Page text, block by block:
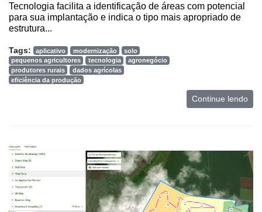
Tecnologia facilita a identificação de áreas com potencial
para sua implantação e indica o tipo mais apropriado de
estrutura...
Tags: aplicativo modernização
solo
pequenos agricultores
tecnologia
agronegócio
produtores rurais
dados agrícolas
eficiência da produção
Continue lendo